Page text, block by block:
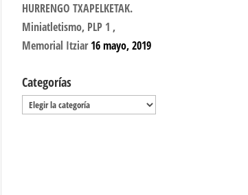
HURRENGO TXAPELKETAK.
Miniatletismo, PLP 1 ,
Memorial Itziar 16 mayo, 2019
Categorías
Categorías